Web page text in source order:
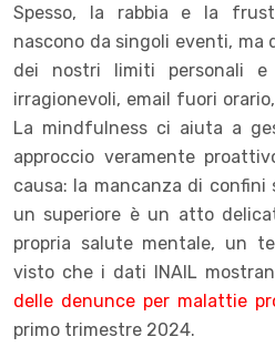
Spesso, la rabbia e la
nascono da singoli eventi, ma
dei nostri limiti personali e
irragionevoli, email fuori
La mindfulness ci aiuta a
approccio veramente
causa: la mancanza di confini
un superiore è un atto
propria salute mentale, un
visto che i dati INAIL
delle denunce per malattie
primo trimestre 2024.